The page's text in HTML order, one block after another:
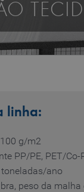
linha:
g/m2
PP/PE, PET/Co-
ano
peso da malha